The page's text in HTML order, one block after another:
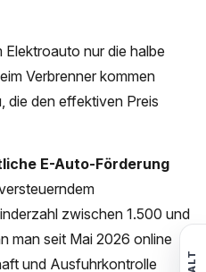
Elektroauto nur die halbe
Verbrenner kommen
die den effektiven Preis
E-Auto-Förderung
zwischen 1.500 und
man seit Mai 2026 online
und Ausfuhrkontrolle